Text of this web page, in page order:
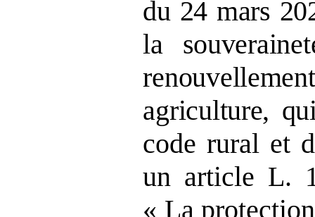
du 24 mars
la
agriculture,
code rural et
un article L.
« La